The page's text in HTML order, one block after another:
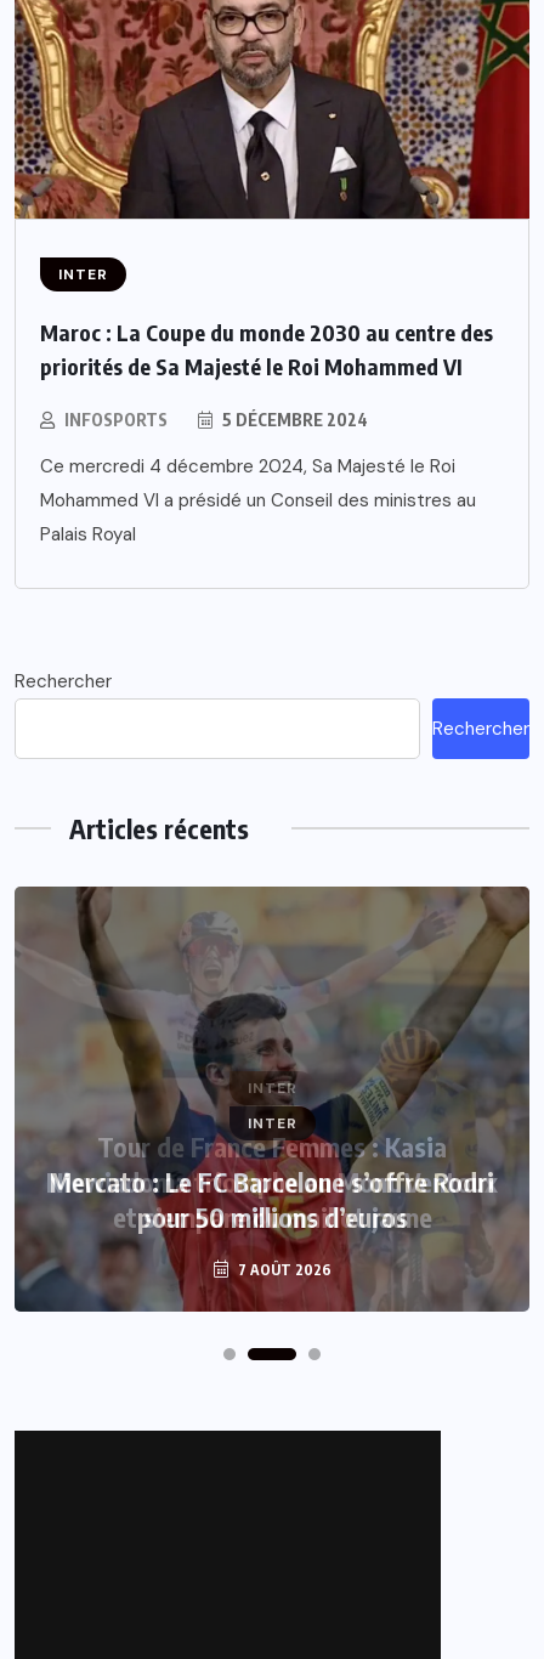
INTER
Maroc : La Coupe du monde 2030 au centre des
priorités de Sa Majesté le Roi Mohammed VI
INFOSPORTS 5 DÉCEMBRE 2024
Ce mercredi 4 décembre 2024, Sa Majesté le Roi
Mohammed VI a présidé un Conseil des ministres au
Palais Royal
Rechercher
Rechercher
Articles récents
INTER
Mercato : Le FC Barcelone s’offre Rodri
pour 50 millions d’euros
7 AOÛT 2026